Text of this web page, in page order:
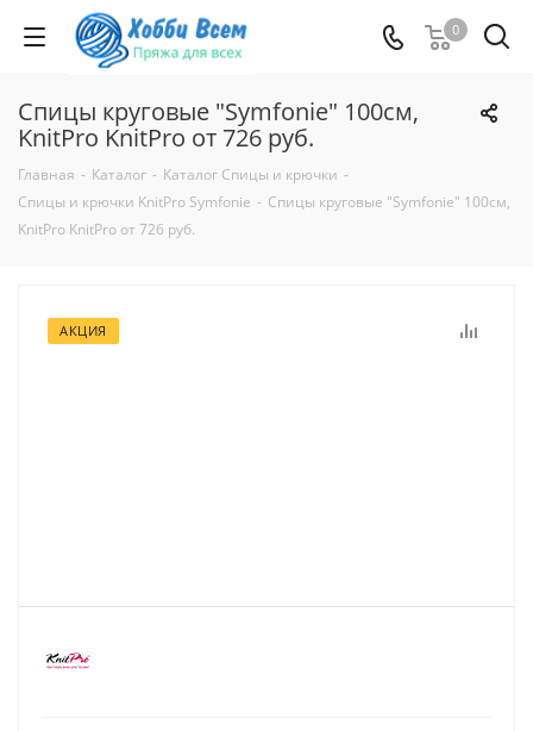
0
Спицы круговые "Symfonie" 100см,
KnitPro KnitPro от 726 руб.
Главная - Каталог - Каталог Спицы и крючки -
Спицы и крючки KnitPro Symfonie - Спицы круговые "Symfonie" 100см,
KnitPro KnitPro от 726 руб.
АКЦИЯ